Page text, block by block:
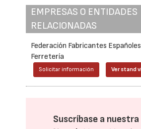
EMPRESAS O ENTIDADES
RELACIONADAS
Federación Fabricantes
Ferretería
Solicitar información Ver stand
Suscríbase a nuestra